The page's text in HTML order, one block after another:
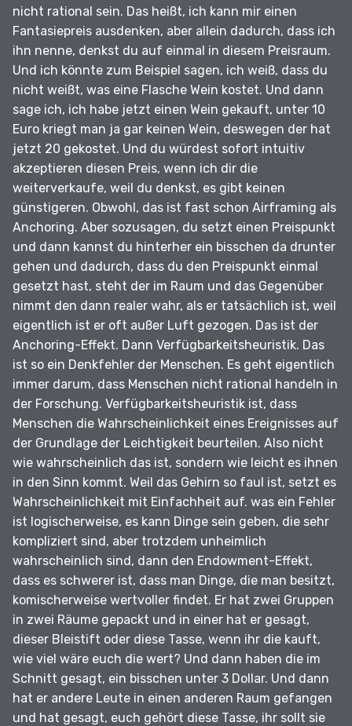
nicht rational sein. Das heißt, ich kann mir einen
Fantasiepreis ausdenken, aber allein dadurch, dass ich
ihn nenne, denkst du auf einmal in diesem Preisraum.
Und ich könnte zum Beispiel sagen, ich weiß, dass du
nicht weißt, was eine Flasche Wein kostet. Und dann
sage ich, ich habe jetzt einen Wein gekauft, unter 10
Euro kriegt man ja gar keinen Wein, deswegen der hat
jetzt 20 gekostet. Und du würdest sofort intuitiv
akzeptieren diesen Preis, wenn ich dir die
weiterverkaufe, weil du denkst, es gibt keinen
günstigeren. Obwohl, das ist fast schon Airframing als
Anchoring. Aber sozusagen, du setzt einen Preispunkt
und dann kannst du hinterher ein bisschen da drunter
gehen und dadurch, dass du den Preispunkt einmal
gesetzt hast, steht der im Raum und das Gegenüber
nimmt den dann realer wahr, als er tatsächlich ist, weil
eigentlich ist er oft außer Luft gezogen. Das ist der
Anchoring-Effekt. Dann Verfügbarkeitsheuristik. Das
ist so ein Denkfehler der Menschen. Es geht eigentlich
immer darum, dass Menschen nicht rational handeln in
der Forschung. Verfügbarkeitsheuristik ist, dass
Menschen die Wahrscheinlichkeit eines Ereignisses auf
der Grundlage der Leichtigkeit beurteilen. Also nicht
wie wahrscheinlich das ist, sondern wie leicht es ihnen
in den Sinn kommt. Weil das Gehirn so faul ist, setzt es
Wahrscheinlichkeit mit Einfachheit auf. was ein Fehler
ist logischerweise, es kann Dinge sein geben, die sehr
kompliziert sind, aber trotzdem unheimlich
wahrscheinlich sind, dann den Endowment-Effekt,
dass es schwerer ist, dass man Dinge, die man besitzt,
komischerweise wertvoller findet. Er hat zwei Gruppen
in zwei Räume gepackt und in einer hat er gesagt,
dieser Bleistift oder diese Tasse, wenn ihr die kauft,
wie viel wäre euch die wert? Und dann haben die im
Schnitt gesagt, ein bisschen unter 3 Dollar. Und dann
hat er andere Leute in einen anderen Raum gefangen
und hat gesagt, euch gehört diese Tasse, ihr sollt sie